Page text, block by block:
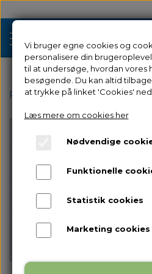
3D
Filament 3D
Industriel 3D
Resin 3D
Brugt/
Forside Reservedele til
Vi bruger egne cookies og
personalisere din
til at undersøge, hvordan vores
besøgende. Du kan altid
at trykke på linket 'Cookies'
Læs mere om cookies her
Nødvendige
Funktionelle
Statistik cookies
Marketing cookies